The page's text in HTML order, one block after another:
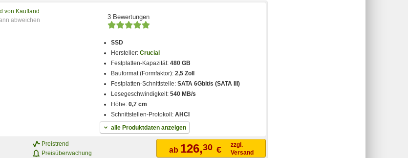
von Kaufland
3 Bewertungen
SSD
Hersteller:Crucial
Festplatten-Kapazität:480 GB
Bauformat (Formfaktor):2,5 Zoll
Festplatten-Schnittstelle:SATA 6Gbit/s (SATA III)
Lesegeschwindigkeit:540 MB/s
Höhe:0,7 cm
Schnittstellen-Protokoll:AHCI
alle Produktdaten anzeigen
Preistrend
Preisüberwachung
ab 126,30 €
zzgl.
Versand